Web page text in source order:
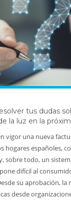
tus dudas
la luz en la
vigor una nueva
hogares españoles,
sobre todo, un
difícil al
su aprobación, la
desde